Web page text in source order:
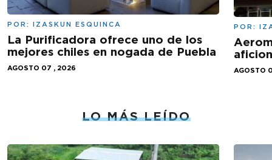
POR: IZASKUN ESQUINCA
La Purificadora ofrece uno de los
mejores chiles en nogada de Puebla
AGOSTO 07 , 2026
POR:
AGOSTO
LO MÁS LEÍDO